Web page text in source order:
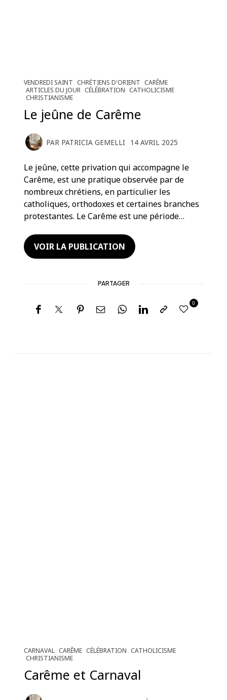
VENDREDI SAINT CHRÉTIENS D'ORIENT CARÊME
ARTICLES DU JOUR CÉLÉBRATION CATHOLICISME
CHRISTIANISME
Le jeûne de Carême
PAR PATRICIA GEMELLI 14 AVRIL 2025
Le jeûne, cette privation qui accompagne le
Carême, est une pratique observée par de
nombreux chrétiens, en particulier les
catholiques, orthodoxes et certaines branches
protestantes. Le Carême est une période…
VOIR LA PUBLICATION
PARTAGER
0
CARNAVAL CARÊME CÉLÉBRATION CATHOLICISME
CHRISTIANISME
Carême et Carnaval